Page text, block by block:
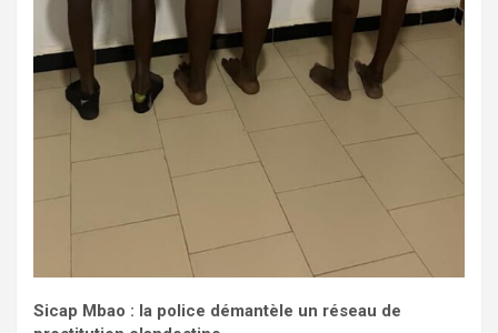
Sicap Mbao : la police démantèle un réseau de